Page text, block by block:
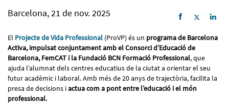
Barcelona, 21 de nov. 2025
El Projecte de Vida Professional (ProVP) és un programa de Barcelona
Activa, impulsat conjuntament amb el Consorci d’Educació de
Barcelona, FemCAT i la Fundació BCN Formació Professional, que
ajuda l’alumnat dels centres educatius de la ciutat a orientar el seu
futur acadèmic i laboral. Amb més de 20 anys de trajectòria, facilita la
presa de decisions iactua com a pont entre l’educació i el món
professional.